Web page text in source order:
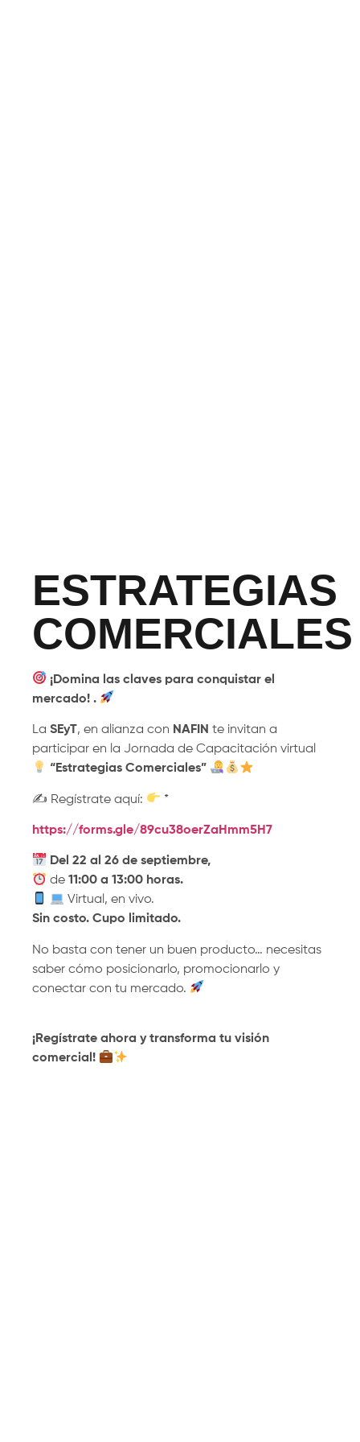
ESTRATEGIAS
COMERCIALES
¡Domina las claves para conquistar el
mercado! .
La SEyT, en alianza con NAFIN te invitan a
participar en la Jornada de Capacitación virtual
“Estrategias Comerciales”
✍ Regístrate aquí: *
https://forms.gle/89cu38oerZaHmm5H7
Del 22 al 26 de septiembre,
de11:00 a 13:00 horas.
Virtual, en vivo.
Sin costo. Cupo limitado.
No basta con tener un buen producto… necesitas
saber cómo posicionarlo, promocionarlo y
conectar con tu mercado.
¡Regístrate ahora y transforma tu visión
comercial!